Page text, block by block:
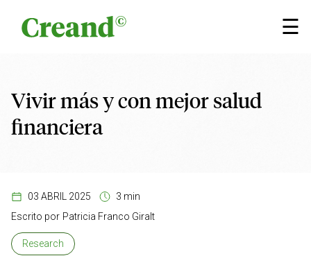
☰
×
Vivir más y con mejor salud
financiera
03 ABRIL 2025
3 min
Escrito por Patricia Franco Giralt
Research